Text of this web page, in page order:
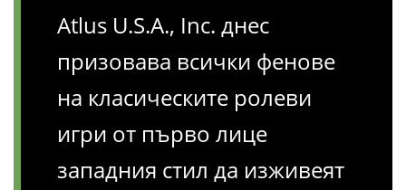
Atlus U.S.A., Inc. днес
призовава всички фенове
на класическите ролеви
игри от първо лице
западния стил да изживеят